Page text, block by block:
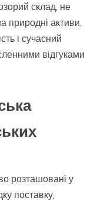
склад, не
природні активи.
і сучасний
відгуками
розташовані у
поставку,